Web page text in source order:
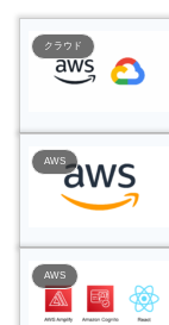
クラウド
AWS
AWS